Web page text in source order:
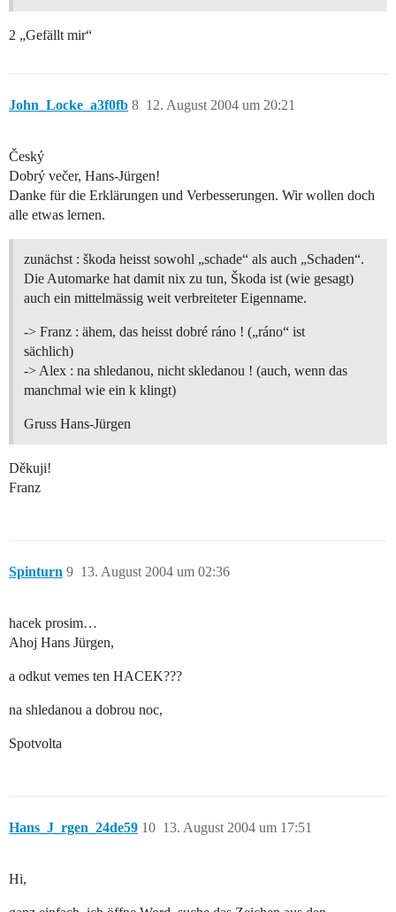
2 „Gefällt mir“
John_Locke_a3f0fb 12. August 2004 um 20:21
8
Český
Dobrý večer, Hans-Jürgen!
Danke für die Erklärungen und Verbesserungen. Wir wollen doch
alle etwas lernen.
zunächst : škoda heisst sowohl „schade“ als auch „Schaden“.
Die Automarke hat damit nix zu tun, Škoda ist (wie gesagt)
auch ein mittelmässig weit verbreiteter Eigenname.
-> Franz : ähem, das heisst dobré ráno ! („ráno“ ist
sächlich)
-> Alex : na shledanou, nicht skledanou ! (auch, wenn das
manchmal wie ein k klingt)
Gruss Hans-Jürgen
Děkuji!
Franz
Spinturn 13. August 2004 um 02:36
9
hacek prosim…
Ahoj Hans Jürgen,
a odkut vemes ten HACEK???
na shledanou a dobrou noc,
Spotvolta
Hans_J_rgen_24de59 13. August 2004 um 17:51
10
Hi,